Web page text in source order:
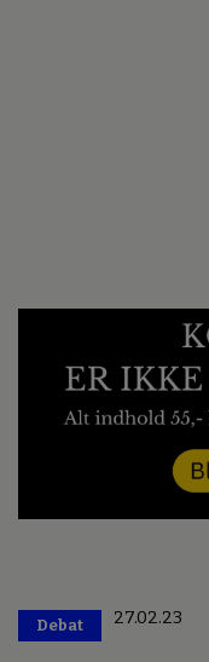
Debat 27.02.23